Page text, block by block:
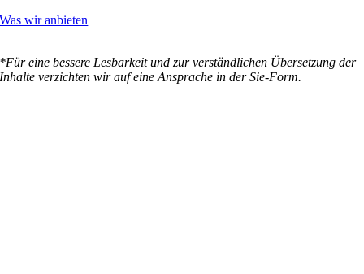
Was wir anbieten
*Für eine bessere Lesbarkeit und zur verständlichen Übersetzung der
Inhalte verzichten wir auf eine Ansprache in der Sie-Form.